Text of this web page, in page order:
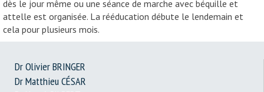
dès le jour même ou une séance de marche avec béquille et
attelle est organisée. La rééducation débute le lendemain et
cela pour plusieurs mois.
Dr Olivier BRINGER
Dr Matthieu CÉSAR